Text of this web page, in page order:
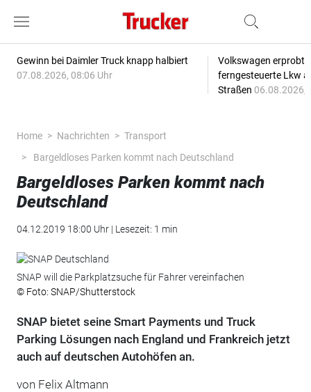
Gewinn bei Daimler Truck knapp halbiert
07.08.2026, 08:06 Uhr
Volkswagen erprobt
ferngesteuerte Lkw
Straßen 06.08.2026,
Home Nachrichten
Transport
Bargeldloses Parken kommt nach Deutschland
Bargeldloses Parken kommt nach
Deutschland
04.12.2019 18:00 Uhr | Lesezeit: 1 min
SNAP will die Parkplatzsuche für Fahrer vereinfachen
© Foto: SNAP/Shutterstock
SNAP bietet seine Smart Payments und Truck
Parking Lösungen nach England und Frankreich jetzt
auch auf deutschen Autohöfen an.
von Felix Altmann